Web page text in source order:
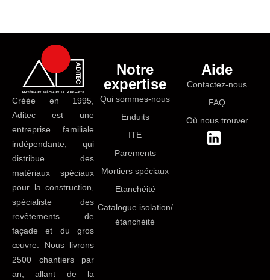
Créée en 1995,
Aditec est une
entreprise familiale
indépendante, qui
distribue des
matériaux spéciaux
pour la construction,
spécialiste des
revêtements de
façade et du gros
œuvre. Nous livrons
2500 chantiers par
an, allant de la
Notre
expertise
Qui sommes-nous
Enduits
ITE
Parements
Mortiers spéciaux
Etanchéité
Catalogue isolation/
étanchéité
Aide
Contactez-nous
FAQ
Où nous trouver